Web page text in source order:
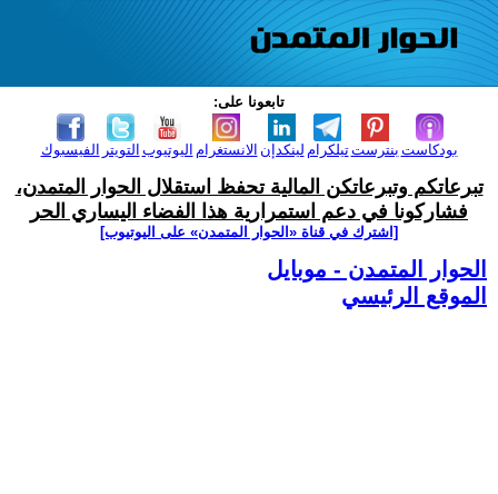
تابعونا على:
الفيسبوك التويتر اليوتيوب الانستغرام لينكدإن تيلكرامبنترست بودكاست
تبرعاتكم وتبرعاتكن المالية تحفظ استقلال الحوار المتمدن،
فشاركونا في دعم استمرارية هذا الفضاء اليساري الحر
[اشترك في قناة ‫«الحوار المتمدن» على اليوتيوب]
الحوار المتمدن - موبايل
الموقع الرئيسي